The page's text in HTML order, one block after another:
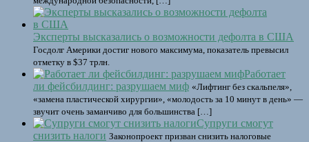
Эксперты высказались о возможности дефолта в США
Госдолг Америки достиг нового максимума, показатель превысил
отметку в $37 трлн.
Работает
ли фейсбилдинг: разрушаем миф «Лифтинг без скальпеля»,
«замена пластической хирургии», «молодость за 10 минут в день» —
звучит очень заманчиво для большинства […]
Супруги смогут
снизить налоги Законопроект призван снизить налоговые